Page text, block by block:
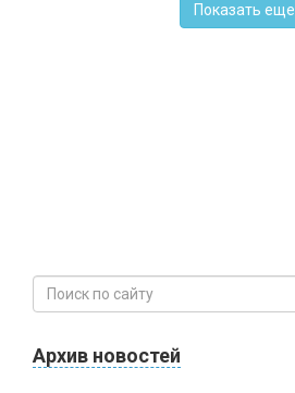
Показать еще
Архив новостей